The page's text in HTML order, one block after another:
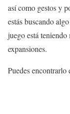
así como gestos y
estás buscando
juego está
expansiones.
Puedes encontrarlo